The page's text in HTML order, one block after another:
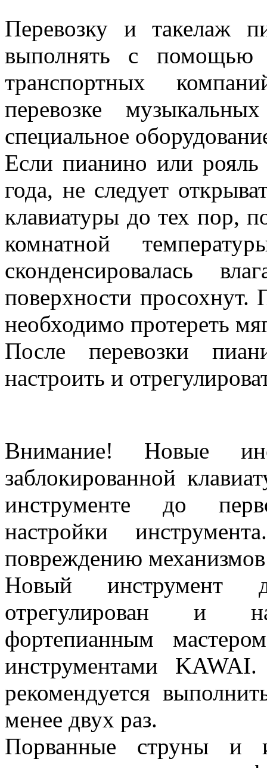
Перевозку и такелаж
выполнять с помощью
транспортных
перевозке
специальное
Если пианино или рояль
года, не следует
клавиатуры до тех пор,
комнатной
сконденсировалась
поверхности просохнут.
необходимо протереть
После перевозки
настроить и
Внимание! Новые
заблокированной
инструменте до
настройки
повреждению
Новый инструмент
отрегулирован и
фортепианным
инструментами
рекомендуется
менее двух раз.
Порванные струны и